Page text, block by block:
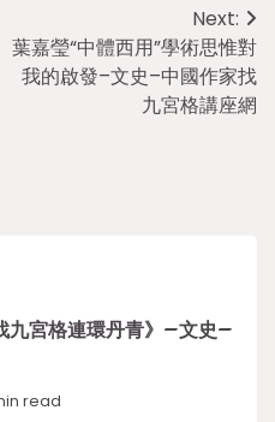
Next:
葉嘉瑩“中體西用”學術思惟對
我的啟發–文史–中國作家找
九宮格講座網
九宮格連環丹青》–文史–
read